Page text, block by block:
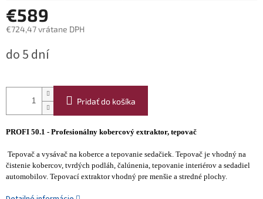
€589
€724,47 vrátane DPH
cena:
do 5 dní
Pridať do košíka
PROFI 50.1 - Profesionálny kobercový extraktor, tepovač
Tepovač a vysávač na koberce a tepovanie sedačiek. Tepovač je vhodný na
čistenie kobercov, tvrdých podláh, čalúnenia, tepovanie interiérov a sedadiel
automobilov. Tepovací extraktor vhodný pre menšie a stredné plochy.